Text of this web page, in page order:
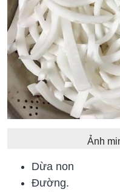
Ảnh
Dừa non
Đường.